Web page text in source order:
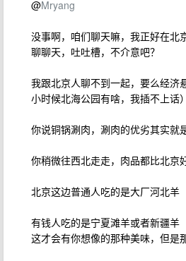
@Mryang
没事啊，咱们聊天嘛，我正好在北
聊聊天，吐吐槽，不介意吧？
我跟北京人聊不到一起，要么经济
小时候北海公园有啥，我插不上话）
你说铜锅涮肉，涮肉的优劣其实就
你稍微往西北走走，肉品都比北京好
北京这边普通人吃的是大厂河北羊
有钱人吃的是宁夏滩羊或者新疆羊
这才会有你想像的那种美味，但是